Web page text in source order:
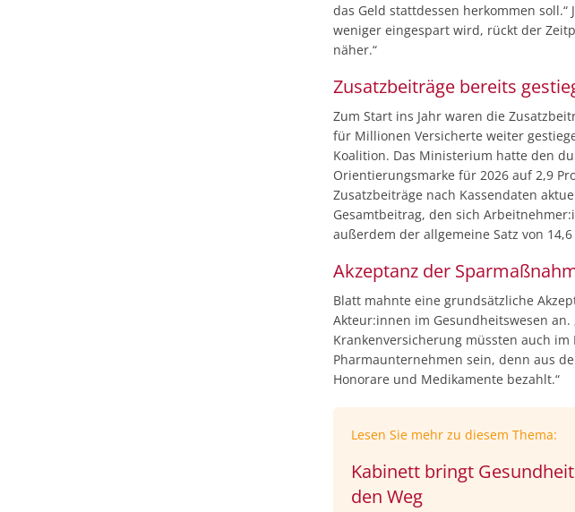
das Geld stattdessen herkommen
weniger eingespart wird, rückt der
näher.“
Zusatzbeiträge bereits
Zum Start ins Jahr waren die
für Millionen Versicherte weiter
Koalition. Das Ministerium hatte den
Orientierungsmarke für 2026 auf 2,9
Zusatzbeiträge nach Kassendaten
Gesamtbeitrag, den sich
außerdem der allgemeine Satz von
Akzeptanz der
Blatt mahnte eine grundsätzliche
Akteur:innen im Gesundheitswesen
Krankenversicherung müssten auch
Pharmaunternehmen sein, denn aus
Honorare und Medikamente bezahlt.“
Lesen Sie mehr zu diesem Thema:
Kabinett bringt
den Weg